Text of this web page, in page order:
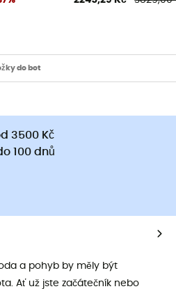
do bot
3500 Kč
100 dnů
a pohyb by měly být
Ať už jste začátečník nebo